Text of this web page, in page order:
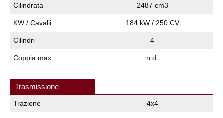
Cilindrata 2487 cm3
KW / Cavalli 184 kW / 250 CV
Cilindri 4
Coppia max n.d.
Trasmissione
Trazione 4x4